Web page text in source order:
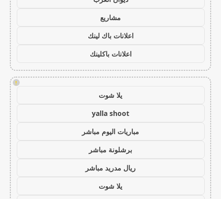
مشاريع
اعلانات باك لينك
اعلانات باكلينك
!
يلا شوت
yalla shoot
مباريات اليوم مباشر
برشلونة مباشر
ريال مدريد مباشر
يلا شوت